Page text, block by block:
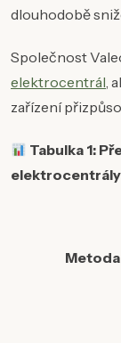
dlouhodobě
Společnost
elektrocentrál,
zařízení
Tabulka 1:
elektrocentrály
Metoda